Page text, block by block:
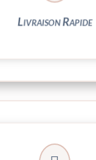
Livraison Rapide
► contact@peekaboo.fr